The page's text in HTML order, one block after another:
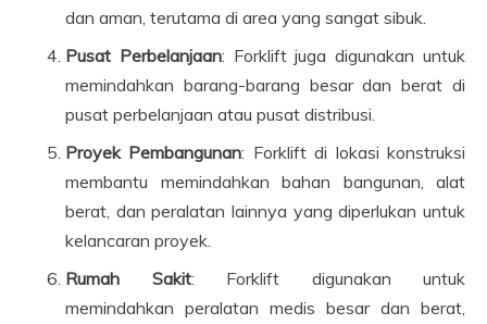
dan aman, terutama di area yang sangat sibuk.
Pusat Perbelanjaan: Forklift juga digunakan untuk
memindahkan barang-barang besar dan berat di
pusat perbelanjaan atau pusat distribusi.
Proyek Pembangunan: Forklift di lokasi konstruksi
membantu memindahkan bahan bangunan, alat
berat, dan peralatan lainnya yang diperlukan untuk
kelancaran proyek.
Rumah Sakit: Forklift digunakan untuk
memindahkan peralatan medis besar dan berat,